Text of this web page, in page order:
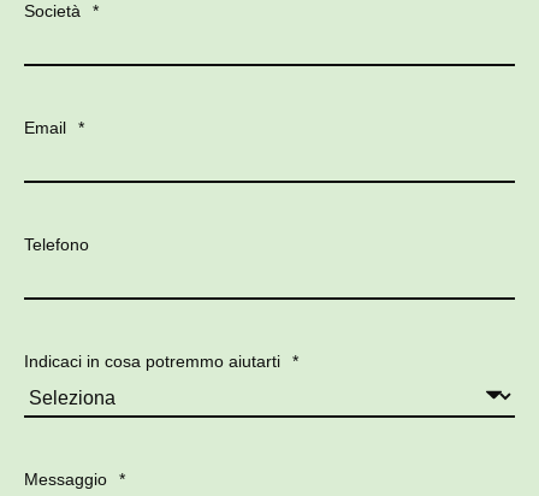
Società *
Email *
Telefono
Indicaci in cosa potremmo aiutarti *
Messaggio *